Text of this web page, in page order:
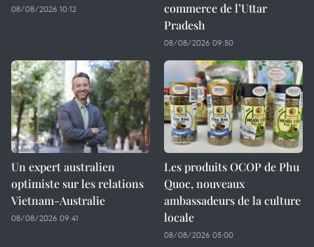
08/08/2026 10:12
commerce de l’Uttar
Pradesh
08/08/2026 09:50
Un expert australien
optimiste sur les relations
Vietnam-Australie
08/08/2026 09:41
Les produits OCOP de Phu
Quoc, nouveaux
ambassadeurs de la culture
locale
08/08/2026 05:00